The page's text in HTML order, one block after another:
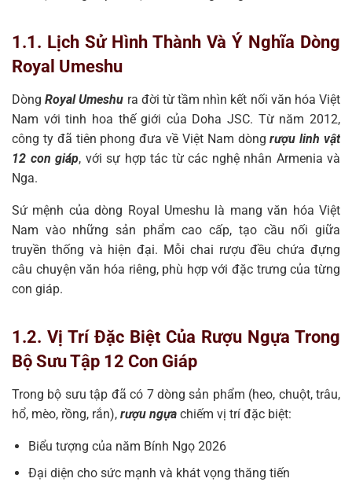
1.1. Lịch Sử Hình Thành Và Ý Nghĩa Dòng
Royal Umeshu
DòngRoyal Umeshu ra đời từ tầm nhìn kết nối văn hóa Việt
Nam với tinh hoa thế giới của Doha JSC. Từ năm 2012,
công ty đã tiên phong đưa về Việt Nam dòngrượu linh vật
12 con giáp, với sự hợp tác từ các nghệ nhân Armenia và
Nga.
Sứ mệnh của dòng Royal Umeshu là mang văn hóa Việt
Nam vào những sản phẩm cao cấp, tạo cầu nối giữa
truyền thống và hiện đại. Mỗi chai rượu đều chứa đựng
câu chuyện văn hóa riêng, phù hợp với đặc trưng của từng
con giáp.
1.2. Vị Trí Đặc Biệt Của Rượu Ngựa Trong
Bộ Sưu Tập 12 Con Giáp
Trong bộ sưu tập đã có 7 dòng sản phẩm (heo, chuột, trâu,
hổ, mèo, rồng, rắn), rượu ngựa chiếm vị trí đặc biệt:
Biểu tượng của năm Bính Ngọ 2026
Đại diện cho sức mạnh và khát vọng thăng tiến